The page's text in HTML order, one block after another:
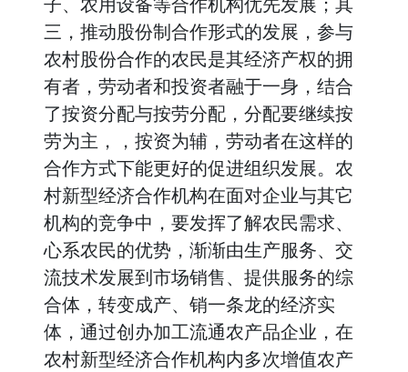
三，推动股份制合作形式的发展，参与
农村股份合作的农民是其经济产权的拥
有者，劳动者和投资者融于一身，结合
了按资分配与按劳分配，分配要继续按
劳为主，，按资为辅，劳动者在这样的
合作方式下能更好的促进组织发展。农
村新型经济合作机构在面对企业与其它
机构的竞争中，要发挥了解农民需求、
心系农民的优势，渐渐由生产服务、交
流技术发展到市场销售、提供服务的综
合体，转变成产、销一条龙的经济实
体，通过创办加工流通农产品企业，在
农村新型经济合作机构内多次增值农产